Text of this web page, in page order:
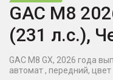
GAC M8
(231 л.с.),
GAC M8 GX, 2026 года
автомат , передний,